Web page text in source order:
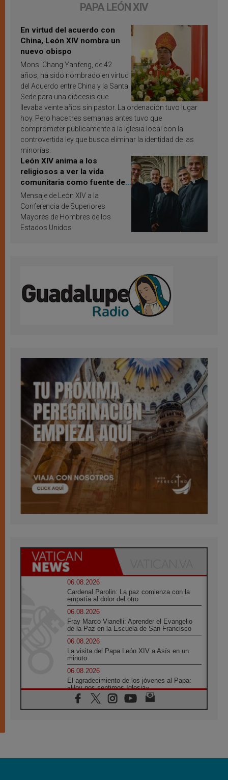
PAPA LEÓN XIV
En virtud del acuerdo con
China, León XIV nombra un
nuevo obispo
Mons. Chang Yanfeng, de 42
años, ha sido nombrado en virtud
del Acuerdo entre China y la Santa
Sede para una diócesis que
llevaba veinte años sin pastor. La ordenación tuvo lugar
hoy. Pero hace tres semanas antes tuvo que
comprometer públicamente a la Iglesia local con la
controvertida ley que busca eliminar la identidad de las
minorías.
León XIV anima a los
religiosos a ver la vida
comunitaria como fuente de
inspiración y santificación
Mensaje de León XIV a la
Conferencia de Superiores
Mayores de Hombres de los
Estados Unidos
06.08.2026
Cardenal Parolin: La paz comienza con la
empatía al dolor del otro
06.08.2026
Fray Marco Vianelli: Aprender el Evangelio
de la Paz en la Escuela de San Francisco
06.08.2026
La visita del Papa León XIV a Asís en un
minuto
06.08.2026
El agradecimiento de los jóvenes al Papa:
«Hoy nos sentimos Iglesia»
06.08.2026
Líbano: Reanudan los coloquios en Roma en